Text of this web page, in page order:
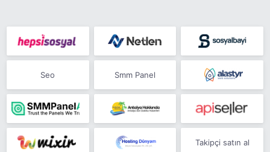
Seo Smm Panel
Takipçi satın al